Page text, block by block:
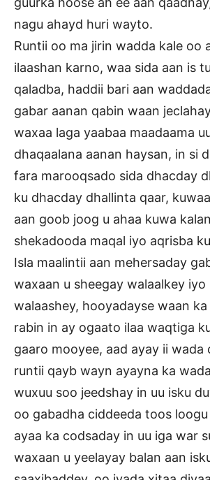
nagu ahayd huri wayto.
Runtii oo ma jirin wadda kale oo
ilaashan karno, waa sida aan is
qaladba, haddii bari aan
gabar aanan qabin waan
waxaa laga yaabaa maadaama
dhaqaalana aanan haysan, in si
fara marooqsado sida dhacday
ku dhacday dhallinta qaar,
aan goob joog u ahaa kuwa
shekadooda maqal iyo aqrisba
Isla maalintii aan mehersaday
waxaan u sheegay walaalkey iyo
walaashey, hooyadayse waan
rabin in ay ogaato ilaa waqtiga
gaaro mooyee, aad ayay ii wada
runtii qayb wayn ayayna ka
wuxuu soo jeedshay in uu isku
oo gabadha ciddeeda toos
ayaa ka codsaday in uu iga war
waxaan u yeelayay balan aan